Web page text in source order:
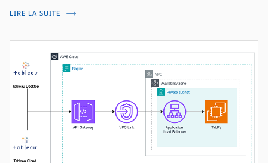
LIRE LA SUITE